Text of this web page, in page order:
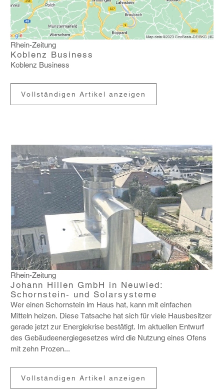
Rhein-Zeitung
Koblenz Business
Koblenz Busi­ness
Vollständigen Artikel anzeigen
Rhein-Zeitung
Johann Hillen GmbH in Neuwied:
Schornstein- und Solarsysteme
Wer einen Schorn­stein im Haus hat, kann mit einfa­chen
Mitteln heizen. Diese Tatsache hat sich für viele Haus­be­sitzer
gerade jetzt zur Ener­gie­krise bestä­tigt. Im aktu­ellen Entwurf
des Gebäu­de­en­er­gie­ge­setzes wird die Nutzung eines Ofens
mit zehn Prozen...
Vollständigen Artikel anzeigen